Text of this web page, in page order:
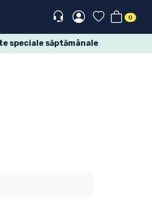
0
speciale săptămânale